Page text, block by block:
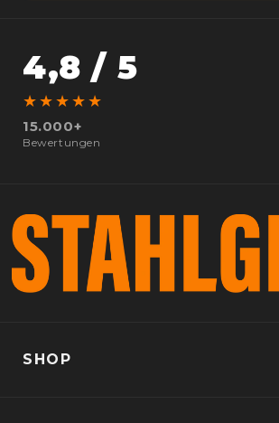
4,8 / 5
★★★★★
15.000+
Bewertungen
SHOP